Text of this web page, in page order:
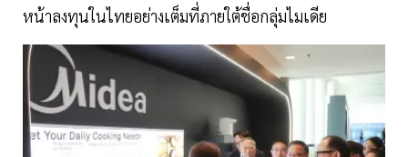
หน้าลงทุนในไทยอย่างเต็มที่ภายใต้ชื่อกลุ่มไมเดีย